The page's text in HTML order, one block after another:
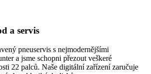
a servis
pneuservis s nejmodernějšími
a jsme schopni přezout veškeré
22 palců. Naše digitální zařízení zaručuje